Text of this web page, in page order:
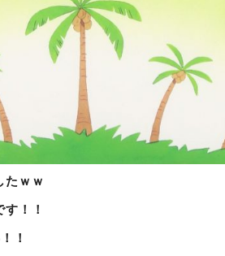
たｗｗ
！！
！